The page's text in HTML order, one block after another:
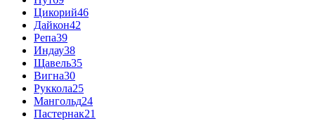
Цикорий46
Дайкон42
Репа39
Индау38
Щавель35
Вигна30
Руккола25
Мангольд24
Пастернак21